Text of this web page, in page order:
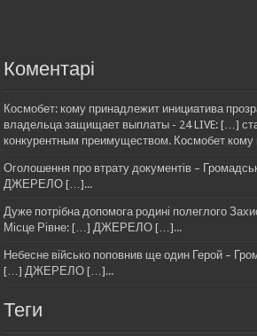
Коментарі
Космобет: кому принадлежит инициатива
владельца защищает выплаты - 24 LIVE: […]
конкурентным преимуществом. Космобет кому
Оголошення про втрату документів –
ДЖЕРЕЛО […]...
Дуже потрібна допомога родині полеглого
Місце Рівне: […] ДЖЕРЕЛО […]...
Небесне військо поповнив ще один Герой –
[…] ДЖЕРЕЛО […]...
Теги